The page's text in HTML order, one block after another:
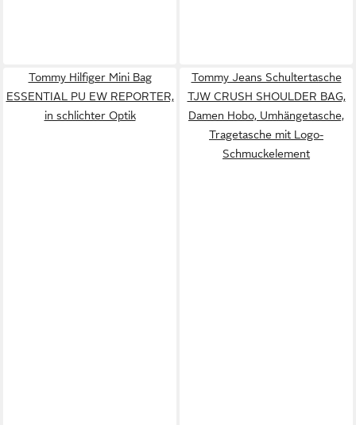
Tommy Hilfiger Mini Bag
ESSENTIAL PU EW REPORTER,
in schlichter Optik
Tommy Jeans Schultertasche
TJW CRUSH SHOULDER BAG,
Damen Hobo, Umhängetasche,
Tragetasche mit Logo-
Schmuckelement